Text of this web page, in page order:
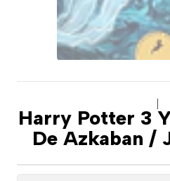
Harry Potter 3
De Azkaban /